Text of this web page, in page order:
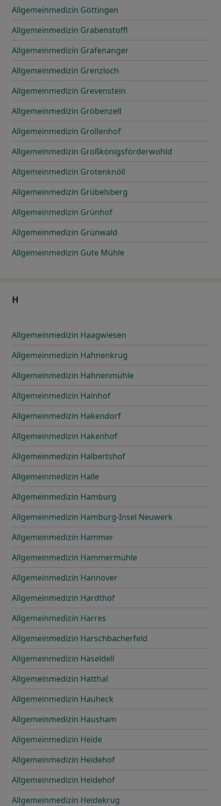
Allgemeinmedizin Göttingen
Allgemeinmedizin Grabenstoffl
Allgemeinmedizin Grafenanger
Allgemeinmedizin Grenzloch
Allgemeinmedizin Grevenstein
Allgemeinmedizin Gröbenzell
Allgemeinmedizin Grollenhof
Allgemeinmedizin Großkönigsförderwohld
Allgemeinmedizin Grotenknöll
Allgemeinmedizin Grübelsberg
Allgemeinmedizin Grünhof
Allgemeinmedizin Grünwald
Allgemeinmedizin Gute Mühle
H
Allgemeinmedizin Haagwiesen
Allgemeinmedizin Hahnenkrug
Allgemeinmedizin Hahnenmühle
Allgemeinmedizin Hainhof
Allgemeinmedizin Hakendorf
Allgemeinmedizin Hakenhof
Allgemeinmedizin Halbertshof
Allgemeinmedizin Halle
Allgemeinmedizin Hamburg
Allgemeinmedizin Hamburg-Insel Neuwerk
Allgemeinmedizin Hammer
Allgemeinmedizin Hammermühle
Allgemeinmedizin Hannover
Allgemeinmedizin Hardthof
Allgemeinmedizin Harres
Allgemeinmedizin Harschbacherfeld
Allgemeinmedizin Haseldell
Allgemeinmedizin Hatthal
Allgemeinmedizin Hauheck
Allgemeinmedizin Hausham
Allgemeinmedizin Heide
Allgemeinmedizin Heidehof
Allgemeinmedizin Heidehof
Allgemeinmedizin Heidekrug